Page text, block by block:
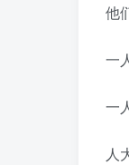
他
一
一
人